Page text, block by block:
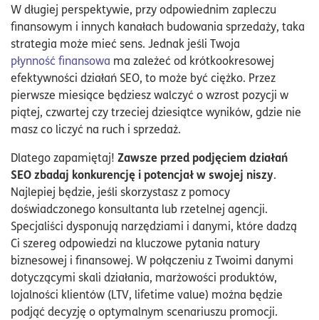
W długiej perspektywie, przy odpowiednim zapleczu
finansowym i innych kanałach budowania sprzedaży, taka
strategia może mieć sens. Jednak jeśli Twoja
płynność finansowa ma zależeć od krótkookresowej
efektywności działań SEO, to może być ciężko. Przez
pierwsze miesiące będziesz walczyć o wzrost pozycji w
piątej, czwartej czy trzeciej dziesiątce wyników, gdzie nie
masz co liczyć na ruch i sprzedaż.
Dlatego zapamiętaj! Zawsze przed podjęciem działań
SEO zbadaj konkurencję i potencjał w swojej niszy.
Najlepiej będzie, jeśli skorzystasz z pomocy
doświadczonego konsultanta lub rzetelnej agencji.
Specjaliści dysponują narzędziami i danymi, które dadzą
Ci szereg odpowiedzi na kluczowe pytania natury
biznesowej i finansowej. W połączeniu z Twoimi danymi
dotyczącymi skali działania, marżowości produktów,
lojalności klientów (LTV, lifetime value) można będzie
podjąć decyzję o optymalnym scenariuszu promocji.